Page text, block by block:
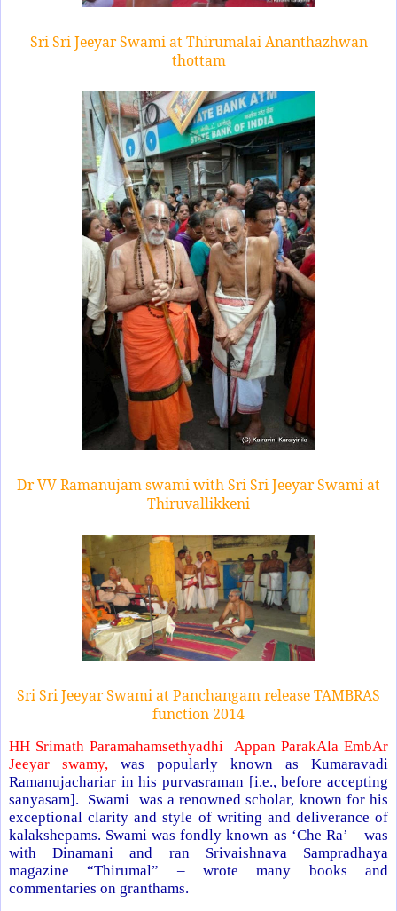
Sri Sri Jeeyar Swami at Thirumalai Ananthazhwan
thottam
Dr VV Ramanujam swami with Sri Sri Jeeyar Swami at
Thiruvallikkeni
Sri Sri Jeeyar Swami at Panchangam release TAMBRAS
function 2014
HH Srimath Paramahamsethyadhi Appan ParakAla EmbAr
Jeeyar swamy, was popularly known as Kumaravadi
Ramanujachariar in his purvasraman [i.e., before accepting
sanyasam]. Swami was a renowned scholar, known for his
exceptional clarity and style of writing and deliverance of
kalakshepams. Swami was fondly known as ‘Che Ra’ – was
with Dinamani and ran Srivaishnava Sampradhaya
magazine “Thirumal” – wrote many books and
commentaries on granthams.